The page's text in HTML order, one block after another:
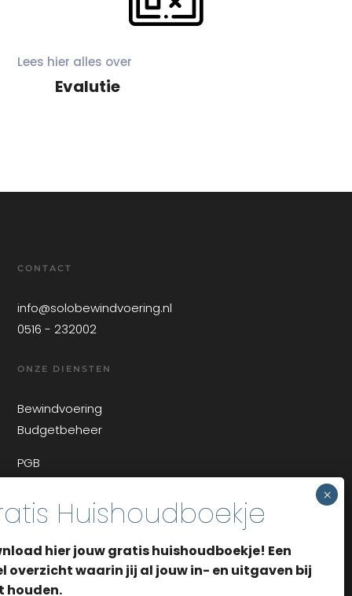
Lees hier alles over
Evalutie
CONTACT
info@solobewindvoering.nl
0516 - 232002
ONZE DIENSTEN
Bewindvoering
Budgetbeheer
PGB
OVER ONS
Over Solo Bewindvoering
Aanvraag
hier jouw gratis huishoudboekje! Een
overzicht waarin jij al jouw in- en uitgaven bij
houden.